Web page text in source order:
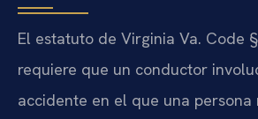
El estatuto de Virginia Va. Code
requiere que un conductor
accidente en el que una